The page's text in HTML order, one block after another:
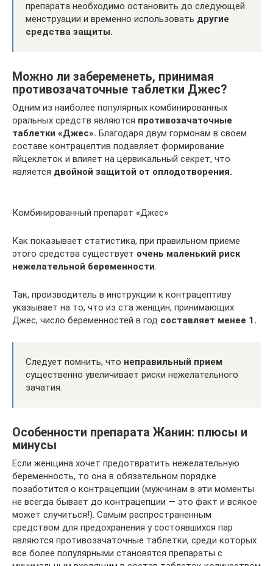
препарата необходимо остановить до следующей
менструации и временно использовать другие
средства защиты.
Можно ли забеременеть, принимая
противозачаточные таблетки Джес?
Одним из наиболее популярных комбинированных
оральных средств являются противозачаточные
таблетки «Джес». Благодаря двум гормонам в своем
составе контрацептив подавляет формирование
яйцеклеток и влияет на цервикальный секрет, что
является двойной защитой от оплодотворения.
Комбинированный препарат «Джес»
Как показывает статистика, при правильном приеме
этого средства существует очень маленький риск
нежелательной беременности.
Так, производитель в инструкции к контрацептиву
указывает на то, что из ста женщин, принимающих
Джес, число беременностей в год составляет менее 1.
Следует помнить, что неправильный прием
существенно увеличивает риски нежелательного
зачатия.
Особенности препарата Жанин: плюсы и
минусы
Если женщина хочет предотвратить нежелательную
беременность, то она в обязательном порядке
позаботится о контрацепции (мужчинам в эти моменты
не всегда бывает до контрацепции — это факт и всякое
может случиться!). Самым распространенным
средством для предохранения у состоявшихся пар
являются противозачаточные таблетки, среди которых
все более популярными становятся препараты с